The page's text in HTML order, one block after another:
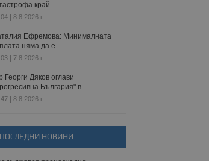
край...
| 8.8.2026 г.
Ефремова: Минималната
няма да е...
| 7.8.2026 г.
Георги Дяков оглави
България" в...
| 8.8.2026 г.
ПОСЛЕДНИ НОВИНИ